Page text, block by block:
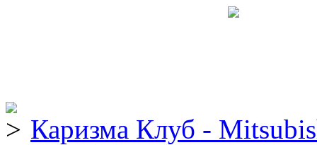
Каризма Клуб -